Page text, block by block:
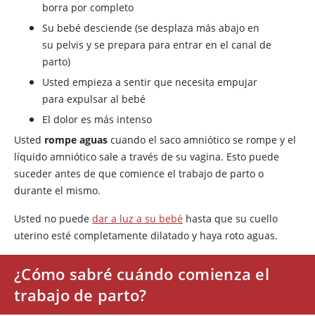
borra por completo
Su bebé desciende (se desplaza más abajo en
su pelvis y se prepara para entrar en el canal de
parto)
Usted empieza a sentir que necesita empujar
para expulsar al bebé
El dolor es más intenso
Usted rompe aguas cuando el saco amniótico se rompe y el
líquido amniótico sale a través de su vagina. Esto puede
suceder antes de que comience el trabajo de parto o
durante el mismo.
Usted no puede dar a luz a su bebé hasta que su cuello
uterino esté completamente dilatado y haya roto aguas.
¿Cómo sabré cuándo comienza el
trabajo de parto?